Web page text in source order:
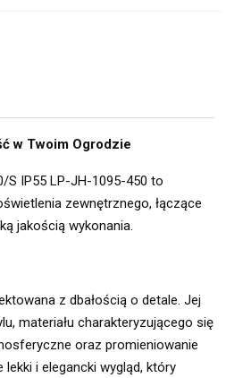
w Twoim Ogrodzie
S IP55 LP-JH-1095-450 to
zewnętrznego, łączące
jakością wykonania.
z dbałością o detale. Jej
materiału charakteryzującego się
oraz promieniowanie
lekki i elegancki wygląd, który